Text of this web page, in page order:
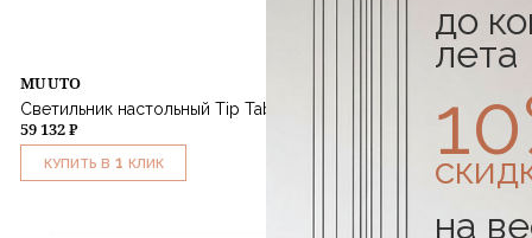
MUUTO
Светильник настольный Tip Table Lamp White
59 132 ₽
КУПИТЬ В 1 КЛИК
до
лета
на